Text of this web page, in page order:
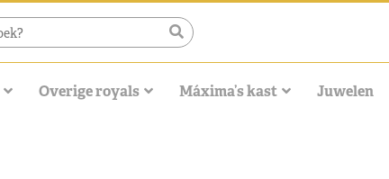
Overige royals Máxima’s kast Juwelen